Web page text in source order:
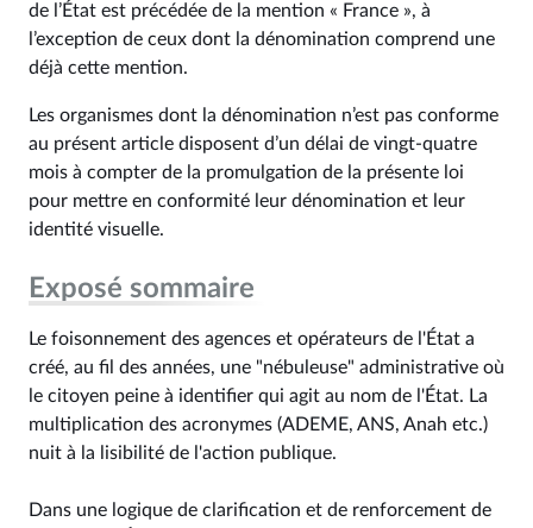
de l’État est précédée de la mention « France », à
l’exception de ceux dont la dénomination comprend une
déjà cette mention.
Les organismes dont la dénomination n’est pas conforme
au présent article disposent d’un délai de vingt-quatre
mois à compter de la promulgation de la présente loi
pour mettre en conformité leur dénomination et leur
identité visuelle.
Exposé sommaire
Le foisonnement des agences et opérateurs de l'État a
créé, au fil des années, une "nébuleuse" administrative où
le citoyen peine à identifier qui agit au nom de l'État. La
multiplication des acronymes (ADEME, ANS, Anah etc.)
nuit à la lisibilité de l'action publique.
Dans une logique de clarification et de renforcement de